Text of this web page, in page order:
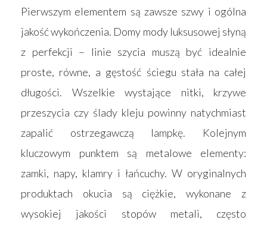
Pierwszym elementem są zawsze szwy i ogólna
jakość wykończenia. Domy mody luksusowej słyną
z perfekcji – linie szycia muszą być idealnie
proste, równe, a gęstość ściegu stała na całej
długości. Wszelkie wystające nitki, krzywe
przeszycia czy ślady kleju powinny natychmiast
zapalić ostrzegawczą lampkę. Kolejnym
kluczowym punktem są metalowe elementy:
zamki, napy, klamry i łańcuchy. W oryginalnych
produktach okucia są ciężkie, wykonane z
wysokiej jakości stopów metali, często